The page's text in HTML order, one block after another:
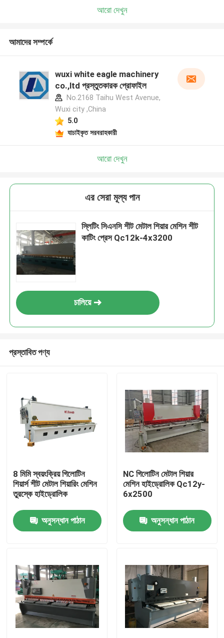
বাড়ি
পণ্য
আরো দেখুন
আমাদের সম্পর্কে
wuxi white eagle machinery
co.,ltd প্রস্তুতকারক প্রোফাইল
No.2168 Taihu West Avenue,
Wuxi city ,China
5.0
যাচাইকৃত সরবরাহকারী
আরো দেখুন
এর সেরা মূল্য পান
স্লিটিং সিএনসি শীট মেটাল শিয়ার মেশিন শীট
কাটিং প্রেস Qc12k-4x3200
চালিয়ে
প্রস্তাবিত পণ্য
8 মিমি স্বয়ংক্রিয় গিলোটিন
শিয়ার্স শীট মেটাল শিয়ারিং মেশিন
তুরস্কে হাইড্রোলিক
অনুসন্ধান পাঠান
NC গিলোটিন মেটাল শিয়ার
মেশিন হাইড্রোলিক Qc12y-
6x2500
অনুসন্ধান পাঠান